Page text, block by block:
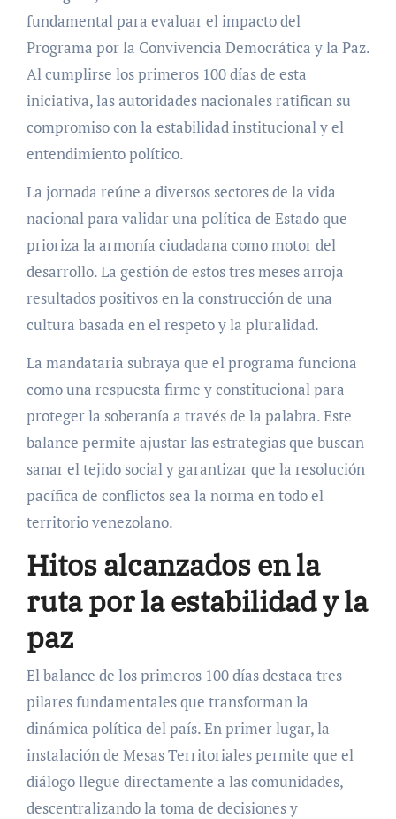
fundamental para evaluar el impacto del
Programa por la Convivencia Democrática y la Paz.
Al cumplirse los primeros 100 días de esta
iniciativa, las autoridades nacionales ratifican su
compromiso con la estabilidad institucional y el
entendimiento político.
La jornada reúne a diversos sectores de la vida
nacional para validar una política de Estado que
prioriza la armonía ciudadana como motor del
desarrollo. La gestión de estos tres meses arroja
resultados positivos en la construcción de una
cultura basada en el respeto y la pluralidad.
La mandataria subraya que el programa funciona
como una respuesta firme y constitucional para
proteger la soberanía a través de la palabra. Este
balance permite ajustar las estrategias que buscan
sanar el tejido social y garantizar que la resolución
pacífica de conflictos sea la norma en todo el
territorio venezolano.
Hitos alcanzados en la
ruta por la estabilidad y la
paz
El balance de los primeros 100 días destaca tres
pilares fundamentales que transforman la
dinámica política del país. En primer lugar, la
instalación de Mesas Territoriales permite que el
diálogo llegue directamente a las comunidades,
descentralizando la toma de decisiones y